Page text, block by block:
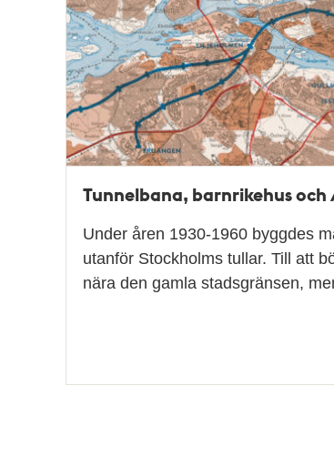
Tunnelbana, barnrikehus och
Under åren 1930-1960 byggdes
utanför Stockholms tullar. Till att
nära den gamla stadsgränsen,